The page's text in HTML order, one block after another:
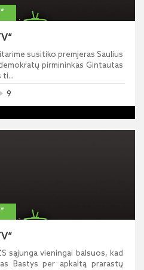
susitiko premjeras Saulius
pirmininkas Gintautas
ti...
9
sąjunga vieningai balsuos, kad
Bastys per apkaltą prarastų